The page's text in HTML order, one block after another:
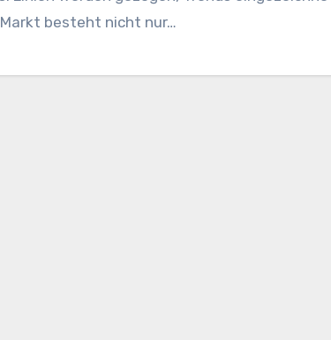
besteht nicht nur…